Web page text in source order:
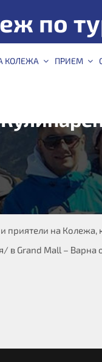
по
КОЛЕЖА ПРИЕМ
приятели на
Grand Mall – Варна